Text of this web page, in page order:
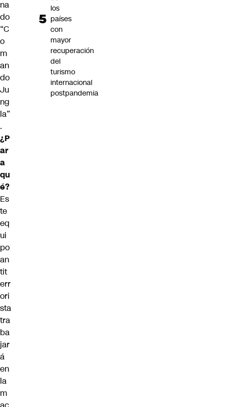
na
do
“C
o
m
an
do
Ju
ng
la”
.
¿P
ar
a
qu
é?
Es
te
eq
ui
po
an
tit
err
ori
sta
tra
ba
jar
á
en
la
m
los
países
con
mayor
recuperación
del
turismo
internacional
postpandemia